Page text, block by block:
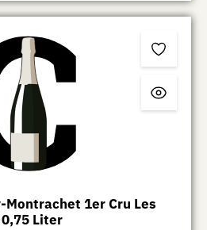
Montrachet 1er Cru Les
Liter